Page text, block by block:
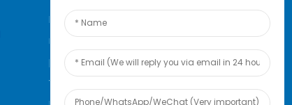
Pour toute demande de
renseignements sur nos
produits ou notre liste de prix,
veuillez nous laisser votre e-